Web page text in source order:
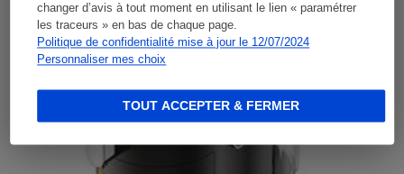
changer d’avis à tout moment en utilisant le lien « paramétrer
les traceurs » en bas de chaque page.
Politique de confidentialité mise à jour le 12/07/2024
Personnaliser mes choix
TOUT ACCEPTER & FERMER